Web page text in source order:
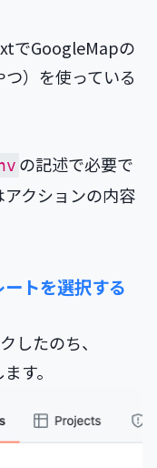
でGoogleMapの
）を使っている
の記述で必要で
アクションの内容
トを選択する
したのち、
す。